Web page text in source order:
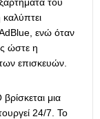
ενώ όταν
ώστε η
των επισκευών.
μια
24/7. Το